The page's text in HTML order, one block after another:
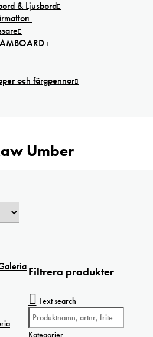
& Ljusbord
och färgpennor
Umber
Filtrera produkter
Text search